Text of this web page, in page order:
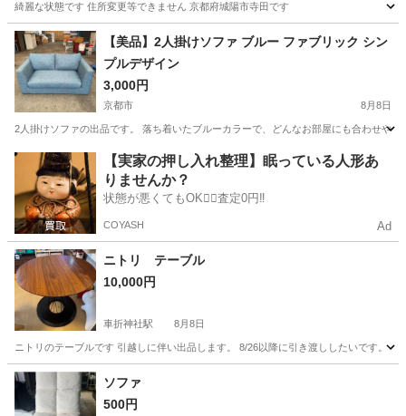
綺麗な状態です 住所変更等できません 京都府城陽市寺田です
京都 城陽市 寺田駅 オフィス用家具
【美品】2人掛けソファ ブルー ファブリック シン
プルデザイン
3,000円
京都市 8月8日
2人掛けソファの出品です。 落ち着いたブルーカラーで、どんなお部屋にも合わせや
京都 京都市 ソファ
【実家の押し入れ整理】眠っている人形あ
りませんか？
状態が悪くてもOK🙆‍♀️査定0円‼️
COYASH Ad
ニトリ テーブル
10,000円
車折神社駅 8月8日
ニトリのテーブルです 引越しに伴い出品します。 8/26以降に引き渡ししたいです。
京都 京都市
ソファ
500円